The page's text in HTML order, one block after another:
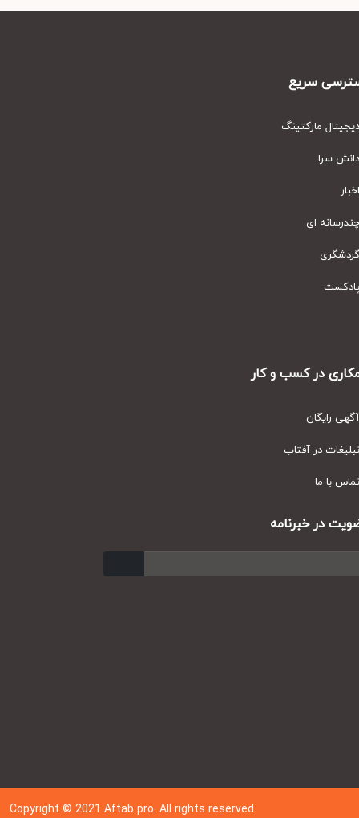
سریع
مارکتینگ
سرا
ای
در کسب و کار
رایگان
در آفتاب
با ما
در خبرنامه
Copyright © 202 1Aftab pro. All rights reserved.